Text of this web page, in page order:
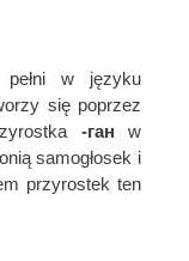
pełni w języku
się poprzez
-ган w
samogłosek i
przyrostek ten